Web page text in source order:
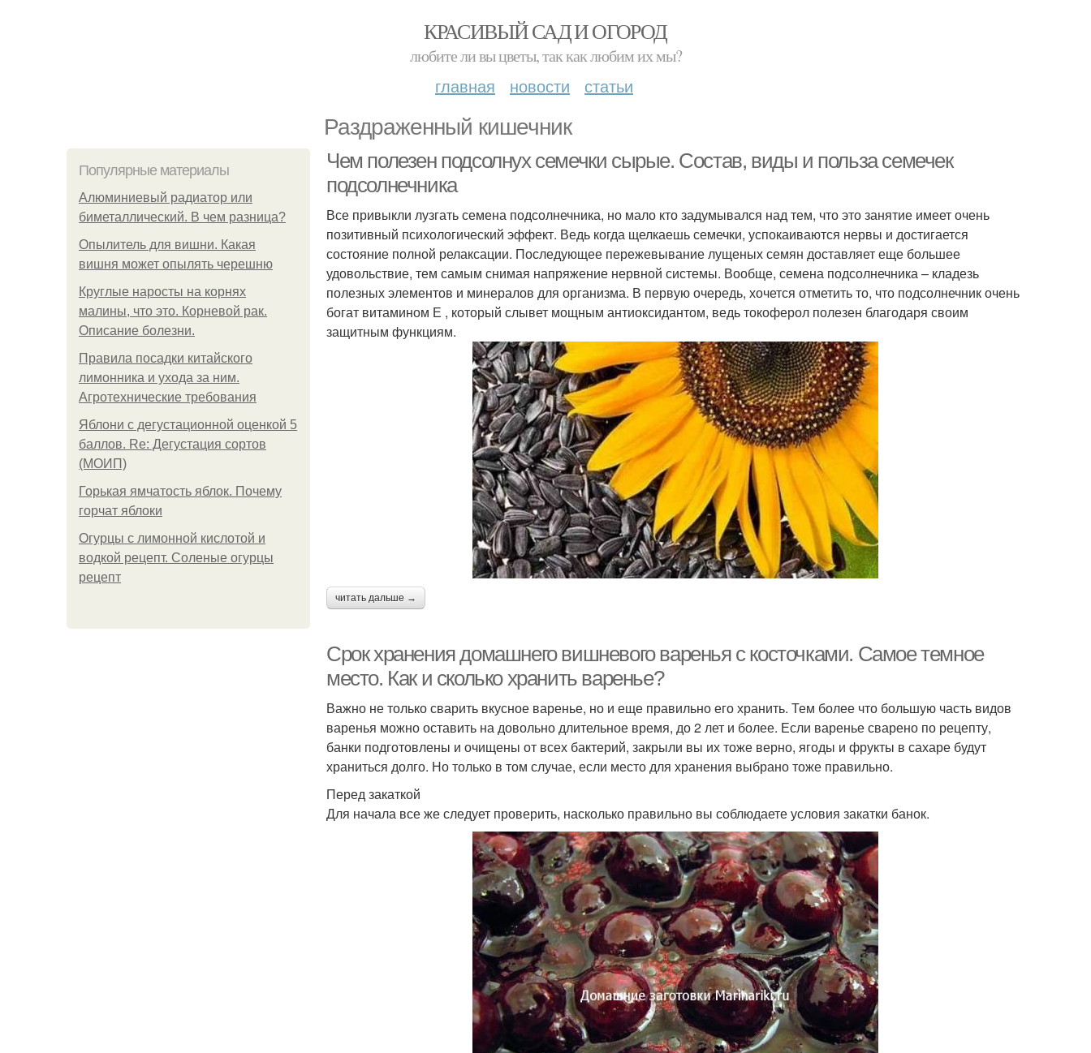
КРАСИВЫЙ САД И ОГОРОД
любите ли вы цветы, так как любим их мы?
главная новости статьи
Раздраженный кишечник
Популярные материалы
Алюминиевый радиатор или
биметаллический. В чем разница?
Опылитель для вишни. Какая
вишня может опылять черешню
Круглые наросты на корнях
малины, что это. Корневой рак.
Описание болезни.
Правила посадки китайского
лимонника и ухода за ним.
Агротехнические требования
Яблони с дегустационной оценкой 5
баллов. Re: Дегустация сортов
(МОИП)
Горькая ямчатость яблок. Почему
горчат яблоки
Огурцы с лимонной кислотой и
водкой рецепт. Соленые огурцы
рецепт
Чем полезен подсолнух семечки сырые. Состав, виды и польза семечек
подсолнечника
Все привыкли лузгать семена подсолнечника, но мало кто задумывался над тем, что это занятие имеет очень
позитивный психологический эффект. Ведь когда щелкаешь семечки, успокаиваются нервы и достигается
состояние полной релаксации. Последующее пережевывание лущеных семян доставляет еще большее
удовольствие, тем самым снимая напряжение нервной системы. Вообще, семена подсолнечника – кладезь
полезных элементов и минералов для организма. В первую очередь, хочется отметить то, что подсолнечник очень
богат витамином Е , который слывет мощным антиоксидантом, ведь токоферол полезен благодаря своим
защитным функциям.
читать дальше →
Срок хранения домашнего вишневого варенья с косточками. Самое темное
место. Как и сколько хранить варенье?
Важно не только сварить вкусное варенье, но и еще правильно его хранить. Тем более что большую часть видов
варенья можно оставить на довольно длительное время, до 2 лет и более. Если варенье сварено по рецепту,
банки подготовлены и очищены от всех бактерий, закрыли вы их тоже верно, ягоды и фрукты в сахаре будут
храниться долго. Но только в том случае, если место для хранения выбрано тоже правильно.
Перед закаткой
Для начала все же следует проверить, насколько правильно вы соблюдаете условия закатки банок.